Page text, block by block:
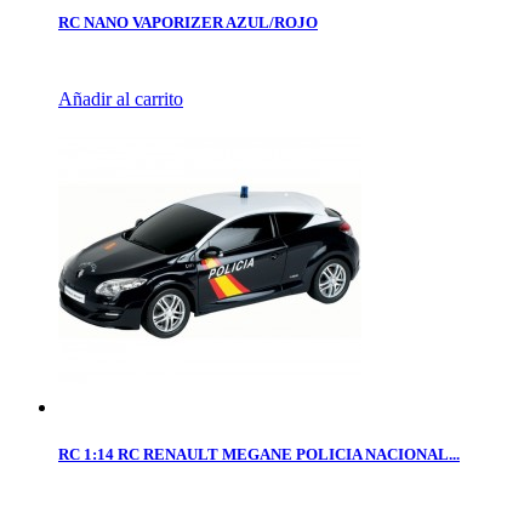
RC NANO VAPORIZER AZUL/ROJO
Añadir al carrito
RC 1:14 RC RENAULT MEGANE POLICIA NACIONAL...